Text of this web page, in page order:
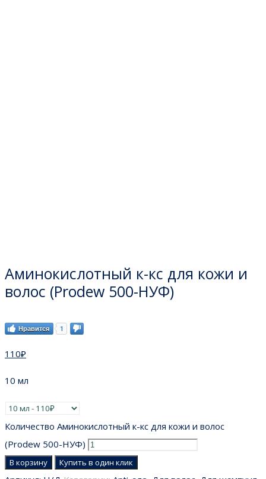
Аминокислотный к-кс для кожи и
волос (Prodew 500-НУФ)
Нравится 1
110₽
10 мл
Количество Аминокислотный к-кс для кожи и волос
(Prodew 500-НУФ)
В корзину Купить в один клик